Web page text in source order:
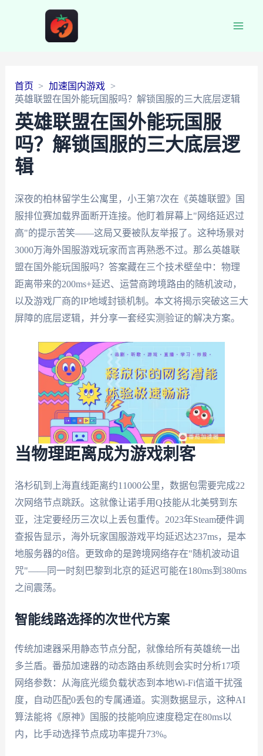
首页
加速国内游戏
英雄联盟在国外能玩国服吗？解锁国服的三大底层逻辑
英雄联盟在国外能玩国服
吗？解锁国服的三大底层逻
辑
深夜的柏林留学生公寓里，小王第7次在《英雄联盟》国
服排位赛加载界面断开连接。他盯着屏幕上"网络延迟过
高"的提示苦笑——这局又要被队友举报了。这种场景对
3000万海外国服游戏玩家而言再熟悉不过。那么英雄联
盟在国外能玩国服吗？答案藏在三个技术壁垒中：物理
距离带来的200ms+延迟、运营商跨境路由的随机波动，
以及游戏厂商的IP地域封锁机制。本文将揭示突破这三大
屏障的底层逻辑，并分享一套经实测验证的解决方案。
当物理距离成为游戏刺客
洛杉矶到上海直线距离约11000公里，数据包需要完成22
次网络节点跳跃。这就像让诺手用Q技能从北美劈到东
亚，注定要经历三次以上丢包重传。2023年Steam硬件调
查报告显示，海外玩家国服游戏平均延迟达237ms，是本
地服务器的8倍。更致命的是跨境网络存在"随机波动诅
咒"——同一时刻巴黎到北京的延迟可能在180ms到380ms
之间震荡。
智能线路选择的次世代方案
传统加速器采用静态节点分配，就像给所有英雄统一出
多兰盾。番茄加速器的动态路由系统则会实时分析17项
网络参数：从海底光缆负载状态到本地Wi-Fi信道干扰强
度，自动匹配0丢包的专属通道。实测数据显示，这种AI
算法能将《原神》国服的技能响应速度稳定在80ms以
内，比手动选择节点成功率提升73%。